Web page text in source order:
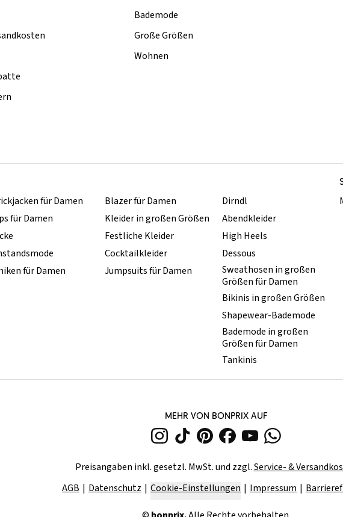
Bademode
Große Größen
Wohnen
für Damen
für Damen
für Damen
Blazer für Damen
Kleider in großen Größen
Festliche Kleider
Cocktailkleider
Jumpsuits für Damen
Dirndl
Abendkleider
High Heels
Dessous
Sweathosen in großen
Größen für Damen
Bikinis in großen Größen
Shapewear-Bademode
Bademode in großen
Größen für Damen
Tankinis
MEHR VON BONPRIX AUF
Preisangaben inkl. gesetzl. MwSt. und zzgl.Service- &
AGB
Datenschutz Cookie-Einstellungen Impressum